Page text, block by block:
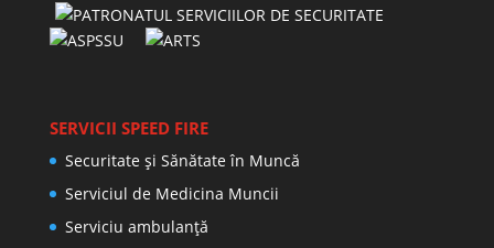
SERVICII SPEED FIRE
Securitate și Sănătate în Muncă
Serviciul de Medicina Muncii
Serviciu ambulanță